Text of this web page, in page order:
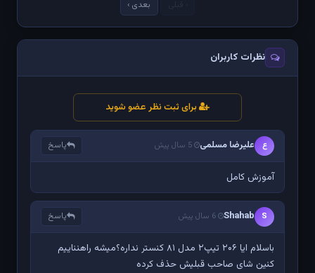
بعدی ›
نظرات کاربران
برای ثبت نظر عضو شوید
ع علیرضا مسلمی 5 سال پیش پاسخ
آموزش کامل
S
Shahab 6 سال پیش پاسخ
باسلام ایا ۲۰۶ تیپ۲ مدل ۸۱ کنستر نداره؟میشه راهنناییم
کنین شای صاحب قبلیش حذف کرده